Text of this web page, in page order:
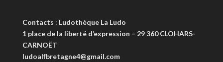
Contacts : Ludothèque La Ludo
1 place de la liberté d’expression – 29 360 CLOHARS-
CARNOËT
ludoalfbretagne4@gmail.com